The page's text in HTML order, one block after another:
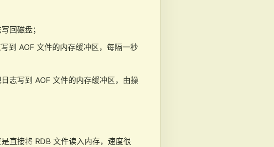
回磁盘；
到 AOF 文件的内存缓冲区，每隔一秒
志写到 AOF 文件的内存缓冲区，由操
直接将 RDB 文件读入内存，速度很